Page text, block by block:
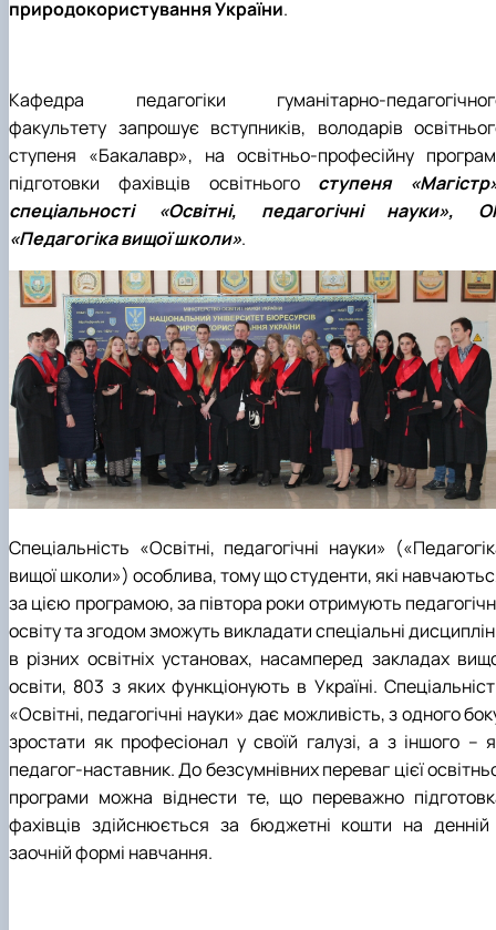
природокористування України.
Кафедра педагогіки гуманітарно-
факультету запрошує вступників, володарів
ступеня «Бакалавр», на освітньо-професійну
підготовки фахівців освітнього ступеня
спеціальності «Освітні, педагогічні науки»,
«Педагогіка вищої школи».
Спеціальність «Освітні, педагогічні науки»
вищої школи») особлива, тому що студенти, які
за цією програмою, за півтора роки отримують
освіту та згодом зможуть викладати спеціальні
в різних освітніх установах, насамперед закладах
освіти, 803 з яких функціонують в Україні.
«Освітні, педагогічні науки» дає можливість, з одного
зростати як професіонал у своїй галузі, а з іншого –
педагог-наставник. До безсумнівних переваг цієї
програми можна віднести те, що переважно
фахівців здійснюється за бюджетні кошти на денній
заочній формі навчання.